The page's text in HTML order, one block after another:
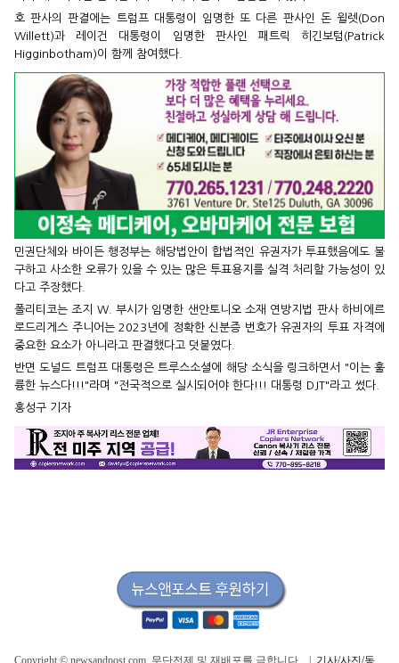
호 판사의 판결에는 트럼프 대통령이 임명한 또 다른 판사인 돈 윌렛(Don
Willett)과 레이건 대통령이 임명한 판사인 패트릭 히긴보텀(Patrick
Higginbotham)이 함께 참여했다.
민권단체와 바이든 행정부는 해당법안이 합법적인 유권자가 투표했음에도 불
구하고 사소한 오류가 있을 수 있는 많은 투표용지를 실격 처리할 가능성이 있
다고 주장했다.
폴리티코는 조지 W. 부시가 임명한 샌안토니오 소재 연방지법 판사 하비에르
로드리게스 주니어는 2023년에 정확한 신분증 번호가 유권자의 투표 자격에
중요한 요소가 아니라고 판결했다고 덧붙였다.
반면 도널드 트럼프 대통령은 트루스소셜에 해당 소식을 링크하면서 "이는 훌
륭한 뉴스다!!!"라며 "전국적으로 실시되어야 한다!!! 대통령 DJT"라고 썼다.
홍성구 기자
Copyright © newsandpost.com, 무단전제 및 재배포를 금합니다. | 기사/사진/동